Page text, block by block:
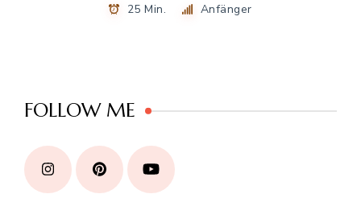
25 Min. Anfänger
FOLLOW ME